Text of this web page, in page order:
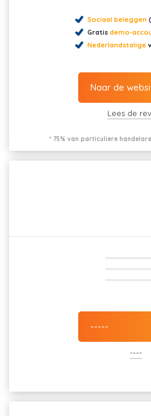
Sociaal beleggen
Gratis demo-
Nederlandstalige
Naar de
Lees de
* 75% van particuliere
-----
----